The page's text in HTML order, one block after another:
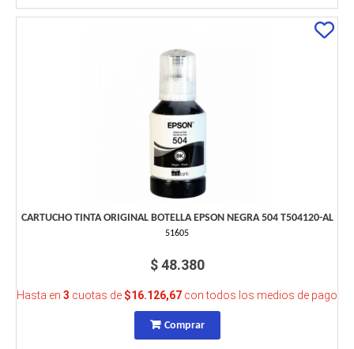
CARTUCHO TINTA ORIGINAL BOTELLA EPSON NEGRA 504 T504120-AL
51605
$ 48.380
Hasta en 3 cuotas de $16.126,67 con todos los medios de pago
Comprar